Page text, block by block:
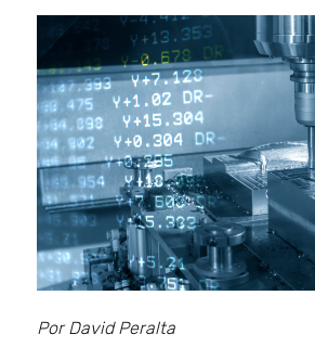
Por David Peralta